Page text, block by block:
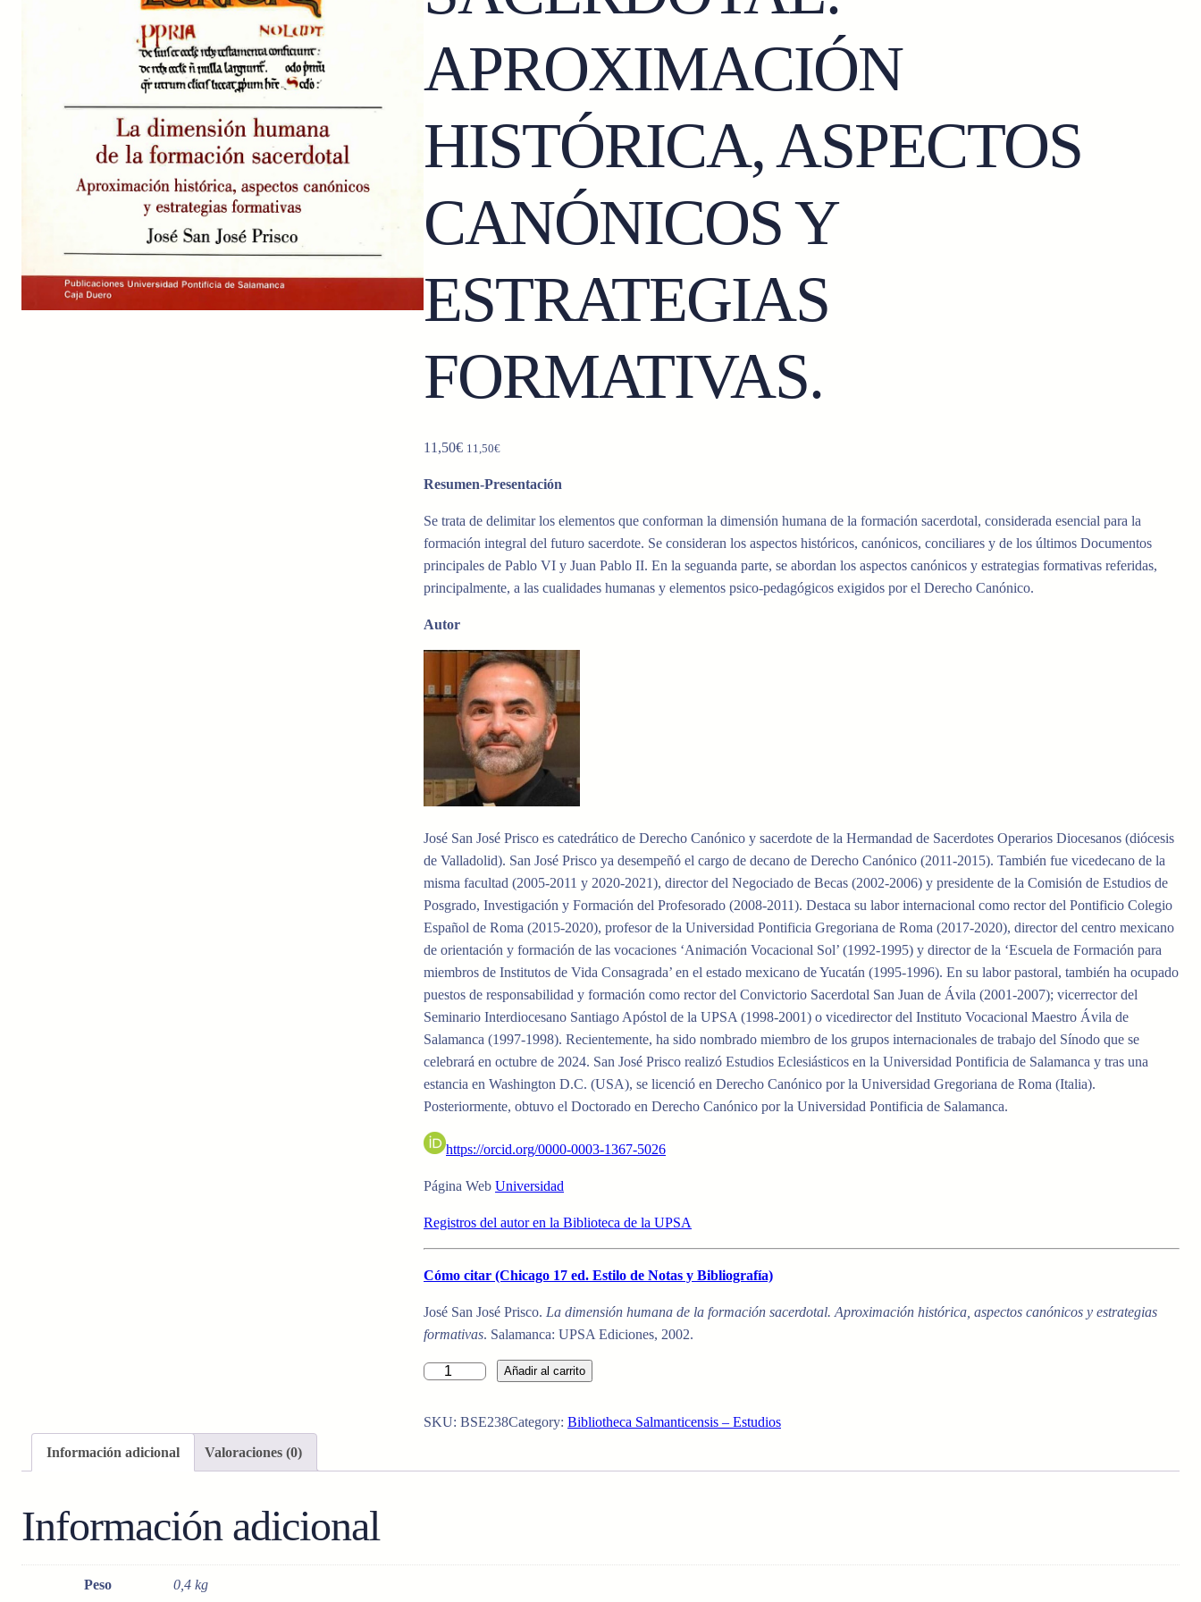
APROXIMACIÓN
HISTÓRICA, ASPECTOS
CANÓNICOS Y
ESTRATEGIAS
FORMATIVAS.
11,50€ 11,50€
Resumen-Presentación
Se trata de delimitar los elementos que conforman la dimensión humana de la formación sacerdotal, considerada esencial para la
formación integral del futuro sacerdote. Se consideran los aspectos históricos, canónicos, conciliares y de los últimos Documentos
principales de Pablo VI y Juan Pablo II. En la seguanda parte, se abordan los aspectos canónicos y estrategias formativas referidas,
principalmente, a las cualidades humanas y elementos psico-pedagógicos exigidos por el Derecho Canónico.
Autor
José San José Prisco es catedrático de Derecho Canónico y sacerdote de la Hermandad de Sacerdotes Operarios Diocesanos (diócesis
de Valladolid). San José Prisco ya desempeñó el cargo de decano de Derecho Canónico (2011-2015). También fue vicedecano de la
misma facultad (2005-2011 y 2020-2021), director del Negociado de Becas (2002-2006) y presidente de la Comisión de Estudios de
Posgrado, Investigación y Formación del Profesorado (2008-2011). Destaca su labor internacional como rector del Pontificio Colegio
Español de Roma (2015-2020), profesor de la Universidad Pontificia Gregoriana de Roma (2017-2020), director del centro mexicano
de orientación y formación de las vocaciones ‘Animación Vocacional Sol’ (1992-1995) y director de la ‘Escuela de Formación para
miembros de Institutos de Vida Consagrada’ en el estado mexicano de Yucatán (1995-1996). En su labor pastoral, también ha ocupado
puestos de responsabilidad y formación como rector del Convictorio Sacerdotal San Juan de Ávila (2001-2007); vicerrector del
Seminario Interdiocesano Santiago Apóstol de la UPSA (1998-2001) o vicedirector del Instituto Vocacional Maestro Ávila de
Salamanca (1997-1998). Recientemente, ha sido nombrado miembro de los grupos internacionales de trabajo del Sínodo que se
celebrará en octubre de 2024. San José Prisco realizó Estudios Eclesiásticos en la Universidad Pontificia de Salamanca y tras una
estancia en Washington D.C. (USA), se licenció en Derecho Canónico por la Universidad Gregoriana de Roma (Italia).
Posteriormente, obtuvo el Doctorado en Derecho Canónico por la Universidad Pontificia de Salamanca.
https://orcid.org/0000-0003-1367-5026
Página Web Universidad
Registros del autor en la Biblioteca de la UPSA
Cómo citar (Chicago 17 ed. Estilo de Notas y Bibliografía)
José San José Prisco. La dimensión humana de la formación sacerdotal. Aproximación histórica, aspectos canónicos y estrategias
formativas. Salamanca: UPSA Ediciones, 2002.
L
D
Añadir al carrito
SKU: BSE238Category: Bibliotheca Salmanticensis – Estudios
Información adicional
Valoraciones (0)
Información adicional
Peso 0,4 kg